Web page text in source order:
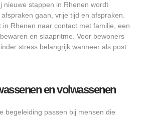
nieuwe stappen in Rhenen wordt
gaan, vrije tijd en afspraken.
in Rhenen naar contact met familie, een
en slaapritme. Voor bewoners
stress belangrijk wanneer als post
en volwassenen
begeleiding passen bij mensen die